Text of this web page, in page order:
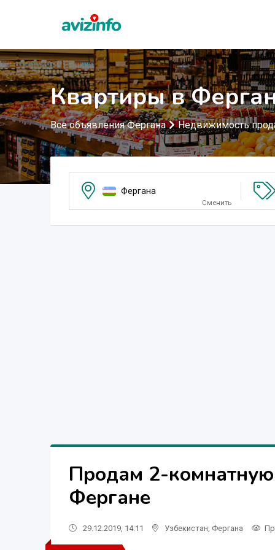
Квартиры в
Все объявления Фергана Недвижимость
Фергана
Сменить
Продам 2-
Фергане
29.12.2019, 14:11 Узбекистан Фергана